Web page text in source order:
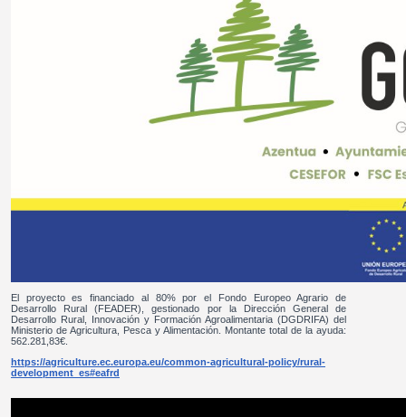
El proyecto es financiado al 80% por el Fondo Europeo Agrario de
Desarrollo Rural (FEADER), gestionado por la Dirección General de
Desarrollo Rural, Innovación y Formación Agroalimentaria (DGDRIFA) del
Ministerio de Agricultura, Pesca y Alimentación. Montante total de la ayuda:
562.281,83€.
https://agriculture.ec.europa.eu/common-agricultural-policy/rural-
development_es#eafrd